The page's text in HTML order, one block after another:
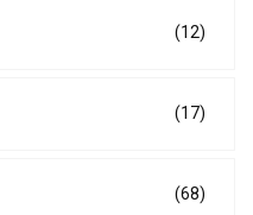
(12)
(17)
(68)